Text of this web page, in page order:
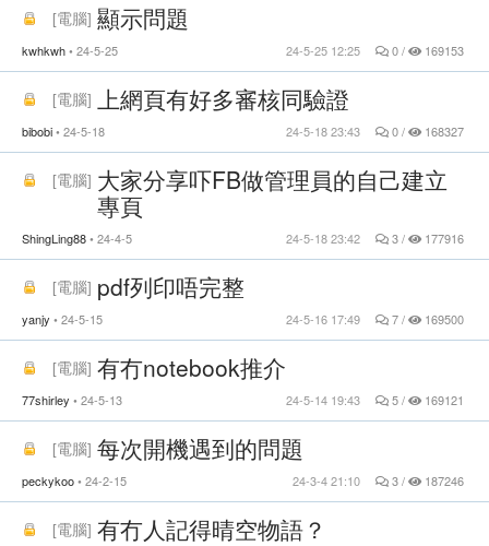
[電腦] 顯示問題
kwhkwh 24-5-25 0 / 169153
24-5-25 12:25
[電腦] 上網頁有好多審核同驗證
bibobi 24-5-18 0 / 168327
24-5-18 23:43
[電腦] 大家分享吓FB做管理員的自己建立
專頁
ShingLing88 24-4-5 3 / 177916
24-5-18 23:42
[電腦] pdf列印唔完整
yanjy 24-5-15 7 / 169500
24-5-16 17:49
[電腦] 有冇notebook推介
77shirley 24-5-13 5 / 169121
24-5-14 19:43
[電腦] 每次開機遇到的問題
peckykoo 24-2-15 3 / 187246
24-3-4 21:10
[電腦] 有冇人記得晴空物語？